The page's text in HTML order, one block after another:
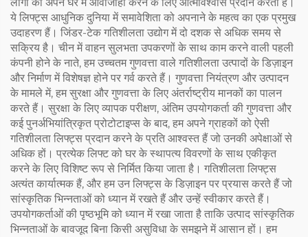
लोगों को अपने घर में आवाजाही करने के लिए आत्मविश्वास प्रदान करती हैं।
ये लिफ्ट्स आधुनिक दुनिया में समावेशिता को अपनाने के महत्व का एक प्रमुख
उदाहरण हैं। जिंडर-टेक गतिशीलता उद्योग में दो दशक से अधिक समय से
सक्रिय है। चीन में वाहन सुलभता उपकरणों के साथ काम करने वाली पहली
कंपनी होने के नाते, हम उच्चतम गुणवत्ता वाले गतिशीलता उत्पादों के डिज़ाइन
और निर्माण में विशेषज्ञ होने पर गर्व करते हैं। गुणवत्ता नियंत्रण और उत्पादन
के मामले में, हम सुरक्षा और गुणवत्ता के लिए अंतर्राष्ट्रीय मानकों का पालन
करते हैं। सुरक्षा के लिए व्यापक परीक्षण, अंतिम उपयोगकर्ता की गुणवत्ता और
कई पुनर्अभियांत्रिकृत प्रोटोटाइप्स के बाद, हम अपने ग्राहकों को ऐसी
गतिशीलता लिफ्ट्स प्रदान करने के प्रति आश्वस्त हैं जो उनकी अपेक्षाओं से
अधिक हों। प्रत्येक लिफ्ट को घर के स्थापत्य विवरणों के साथ एकीकृत
करने के लिए विशिष्ट रूप से निर्मित किया जाता है। गतिशीलता लिफ्ट्स
अत्यंत कार्यात्मक हैं, और हम उन लिफ्ट्स के डिज़ाइन पर प्रयास करते हैं जो
सांस्कृतिक भिन्नताओं को ध्यान में रखते हैं और उन्हें स्वीकार करते हैं।
उपयोगकर्ताओं की पृष्ठभूमि को ध्यान में रखा जाता है ताकि उत्पाद सांस्कृतिक
भिन्नताओं के बावजूद बिना किसी असुविधा के समझने में आसान हों। हम